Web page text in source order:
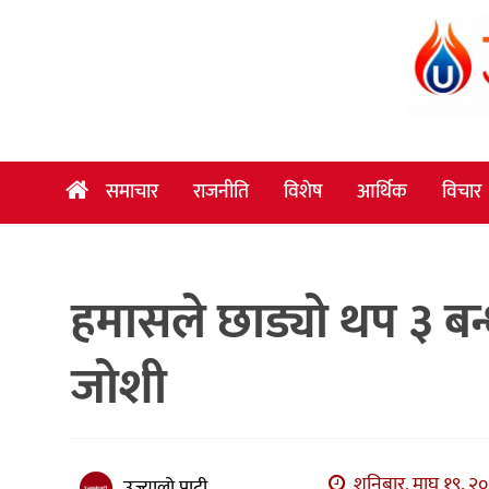
विशेष
अन्तर्वार्ता
मनोरञ्जन
विज्ञान
खेलकुद
समाचार राजनीति विशेष आर्थिक विचार
हमासले छाड्यो थप ३
जोशी